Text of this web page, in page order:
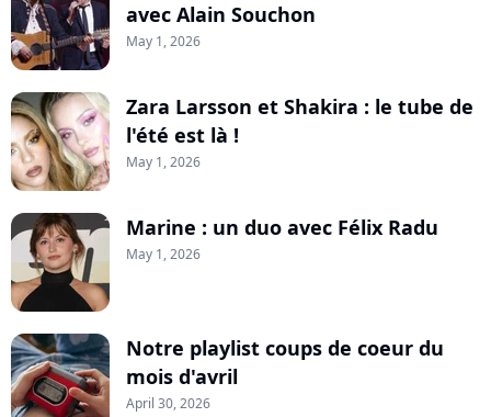
avec Alain Souchon
May 1, 2026
Zara Larsson et Shakira : le tube de
l'été est là !
May 1, 2026
Marine : un duo avec Félix Radu
May 1, 2026
Notre playlist coups de coeur du
mois d'avril
April 30, 2026